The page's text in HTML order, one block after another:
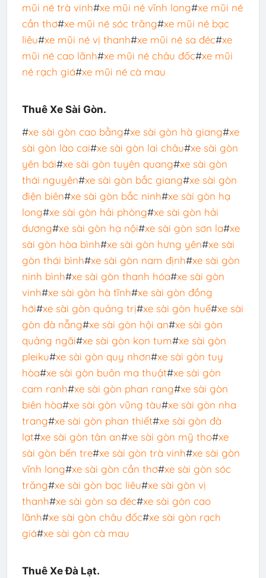
mũi né trà vinh#xe mũi né vĩnh long#xe mũi né
cần thơ#xe mũi né sóc trăng#xe mũi né bạc
liêu#xe mũi né vị thanh#xe mũi né sa đéc#xe
mũi né cao lãnh#xe mũi né châu đốc#xe mũi
né rạch giá#xe mũi né cà mau
Thuê Xe Sài Gòn.
#xe sài gòn cao bằng#xe sài gòn hà giang#xe
sài gòn lào cai#xe sài gòn lai châu#xe sài gòn
yên bái#xe sài gòn tuyên quang#xe sài gòn
thái nguyên#xe sài gòn bắc giang#xe sài gòn
điện biên#xe sài gòn bắc ninh#xe sài gòn hạ
long#xe sài gòn hải phòng#xe sài gòn hải
dương#xe sài gòn hạ nội#xe sài gòn sơn la#xe
sài gòn hòa bình#xe sài gòn hưng yên#xe sài
gòn thái bình#xe sài gòn nam định#xe sài gòn
ninh bình#xe sài gòn thanh hóa#xe sài gòn
vinh#xe sài gòn hà tĩnh#xe sài gòn đồng
hới#xe sài gòn quảng trị#xe sài gòn huế#xe sài
gòn đà nẵng#xe sài gòn hội an#xe sài gòn
quảng ngãi#xe sài gòn kon tum#xe sài gòn
pleiku#xe sài gòn quy nhơn#xe sài gòn tuy
hòa#xe sài gòn buôn ma thuật#xe sài gòn
cam ranh#xe sài gòn phan rang#xe sài gòn
biên hòa#xe sài gòn vũng tàu#xe sài gòn nha
trang#xe sài gòn phan thiết#xe sài gòn đà
lạt#xe sài gòn tân an#xe sài gòn mỹ tho#xe
sài gòn bến tre#xe sài gòn trà vinh#xe sài gòn
vĩnh long#xe sài gòn cần thơ#xe sài gòn sóc
trăng#xe sài gòn bạc liêu#xe sài gòn vị
thanh#xe sài gòn sa đéc#xe sài gòn cao
lãnh#xe sài gòn châu đốc#xe sài gòn rạch
giá#xe sài gòn cà mau
Thuê Xe Đà Lạt.